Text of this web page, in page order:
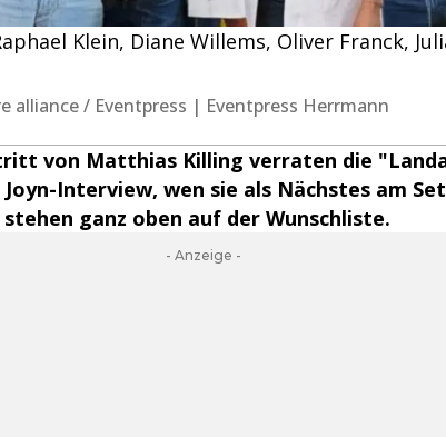
Klein, Diane Willems, Oliver Franck,
alliance / Eventpress | Eventpress Herrmann
von Matthias Killing verraten die
Interview, wen sie als Nächstes am
ganz oben auf der Wunschliste.
- Anzeige -